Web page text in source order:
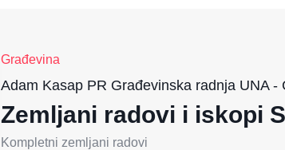
Građevina
Adam Kasap PR Građevinska radnja UNA
Zemljani radovi i iskopi
Kompletni zemljani radovi